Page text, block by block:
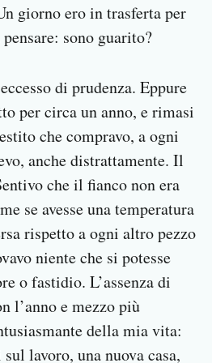
giorno ero in trasferta per
sono guarito?
di prudenza. Eppure
per circa un anno, e rimasi
che compravo, a ogni
anche distrattamente. Il
che il fianco non era
se avesse una temperatura
rispetto a ogni altro pezzo
niente che si potesse
o fastidio. L’assenza di
l’anno e mezzo più
della mia vita:
lavoro, una nuova casa,